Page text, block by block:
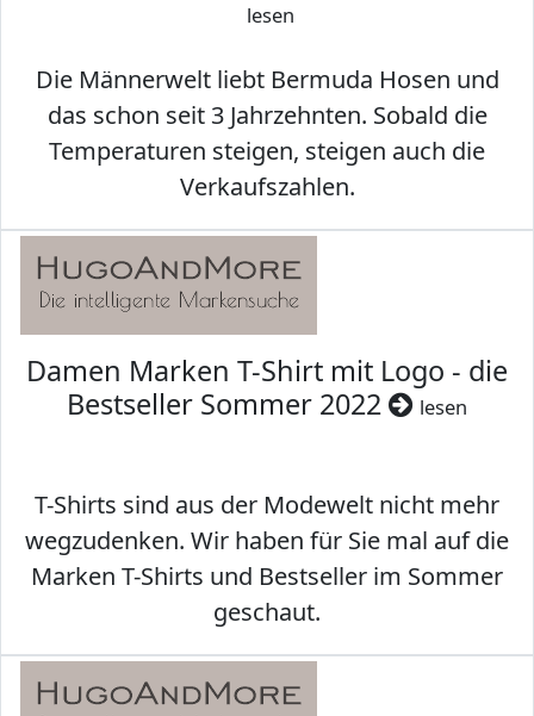
lesen
Die Männerwelt liebt Bermuda Hosen und
das schon seit 3 Jahrzehnten. Sobald die
Temperaturen steigen, steigen auch die
Verkaufszahlen.
Damen Marken T-Shirt mit Logo - die
Bestseller Sommer 2022
lesen
T-Shirts sind aus der Modewelt nicht mehr
wegzudenken. Wir haben für Sie mal auf die
Marken T-Shirts und Bestseller im Sommer
geschaut.